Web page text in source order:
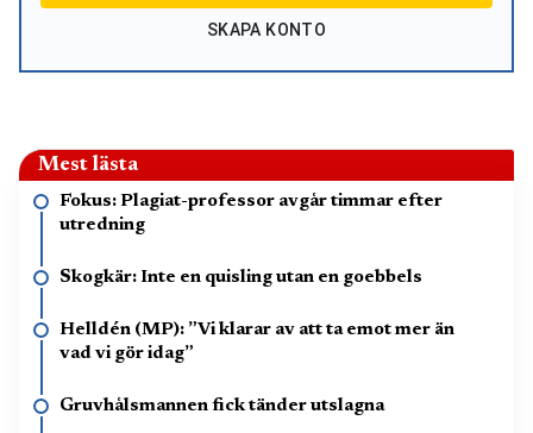
SKAPA KONTO
Mest lästa
Fokus: Plagiat-professor avgår timmar efter
utredning
Skogkär: Inte en quisling utan en goebbels
Helldén (MP): ”Vi klarar av att ta emot mer än
vad vi gör idag”
Gruvhålsmannen fick tänder utslagna